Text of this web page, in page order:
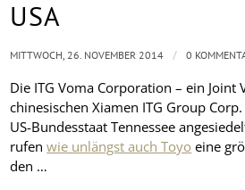
USA
Die ITG Voma Corporation – ein Joint
chinesischen Xiamen ITG Group
US-Bundesstaat Tennessee
rufenwie unlängst auch Toyo eine
den …
MITTWOCH, 26. NOVEMBER 2014 / 0